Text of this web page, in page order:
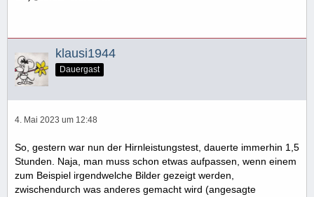
klausi1944
Dauergast
4. Mai 2023 um 12:48
So, gestern war nun der Hirnleistungstest, dauerte immerhin 1,5
Stunden. Naja, man muss schon etwas aufpassen, wenn einem
zum Beispiel irgendwelche Bilder gezeigt werden,
zwischendurch was anderes gemacht wird (angesagte